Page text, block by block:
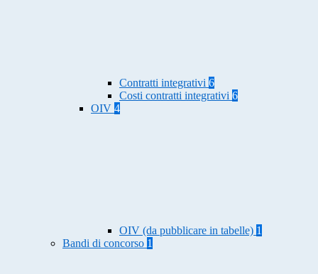
Contratti integrativi 6
Costi contratti integrativi 6
OIV 4
OIV (da pubblicare in tabelle) 1
Bandi di concorso 1